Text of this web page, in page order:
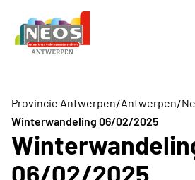
Provincie Antwerpen/Antwerpen/
Winterwandeling 06/02/2025
06/02/2025